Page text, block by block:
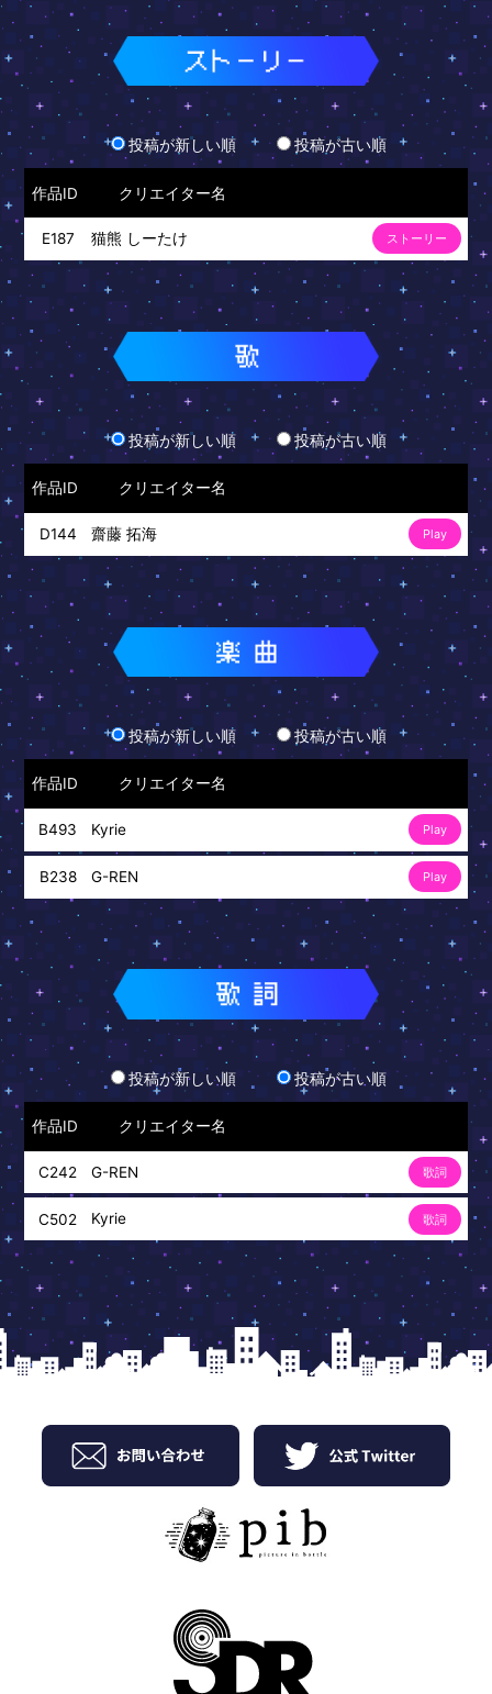
投稿が新しい順 投稿が古い順
作品ID クリエイター名
E187 猫熊 しーたけ ストーリー
投稿が新しい順 投稿が古い順
作品ID クリエイター名
D144 齋藤 拓海 Play
投稿が新しい順 投稿が古い順
作品ID クリエイター名
B493 Kyrie Play
B238 G-REN Play
投稿が新しい順 投稿が古い順
作品ID クリエイター名
C242 G-REN 歌詞
C502 Kyrie 歌詞